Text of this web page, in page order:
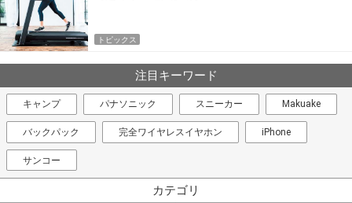
トピックス
注目キーワード
キャンプ パナソニック スニーカー Makuake
バックパック 完全ワイヤレスイヤホン iPhone
サンコー
カテゴリ